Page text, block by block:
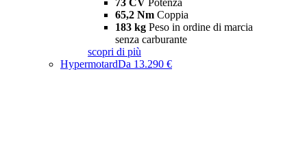
73 CV Potenza
65,2 Nm Coppia
183 kg Peso in ordine di marcia
senza carburante
scopri di più
HypermotardDa 13.290 €